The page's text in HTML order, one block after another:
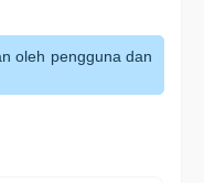
oleh pengguna dan